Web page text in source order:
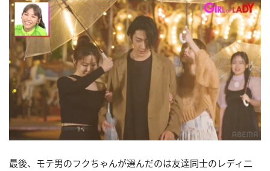
最後、モテ男のフクちゃんが選んだのは友達同士のレディ二